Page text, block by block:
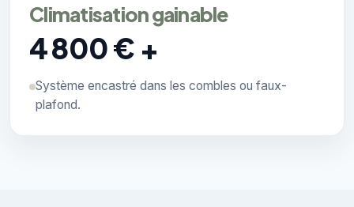
Climatisation gainable
4 800 € +
Système encastré dans les combles ou faux-
plafond.